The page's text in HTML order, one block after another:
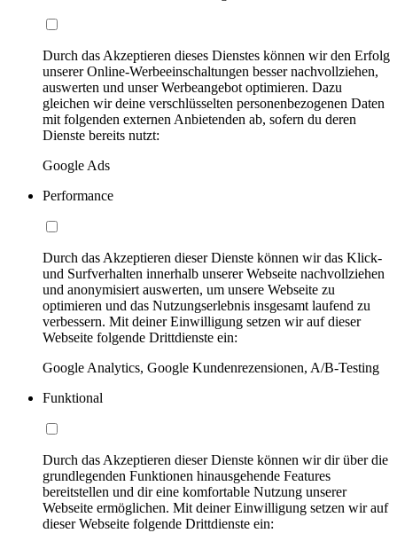
Durch das Akzeptieren dieses Dienstes können wir den Erfolg
unserer Online-Werbeeinschaltungen besser nachvollziehen,
auswerten und unser Werbeangebot optimieren. Dazu
gleichen wir deine verschlüsselten personenbezogenen Daten
mit folgenden externen Anbietenden ab, sofern du deren
Dienste bereits nutzt:
Google Ads
Performance
Durch das Akzeptieren dieser Dienste können wir das Klick-
und Surfverhalten innerhalb unserer Webseite nachvollziehen
und anonymisiert auswerten, um unsere Webseite zu
optimieren und das Nutzungserlebnis insgesamt laufend zu
verbessern. Mit deiner Einwilligung setzen wir auf dieser
Webseite folgende Drittdienste ein:
Google Analytics, Google Kundenrezensionen, A/B-Testing
Funktional
Durch das Akzeptieren dieser Dienste können wir dir über die
grundlegenden Funktionen hinausgehende Features
bereitstellen und dir eine komfortable Nutzung unserer
Webseite ermöglichen. Mit deiner Einwilligung setzen wir auf
dieser Webseite folgende Drittdienste ein: